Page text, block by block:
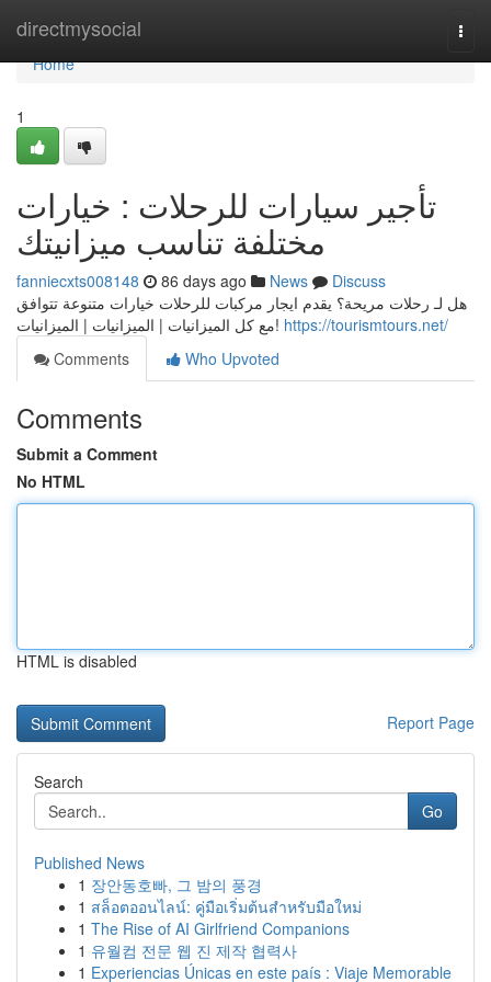
directmysocial
Home
Home
1
تأجير سيارات للرحلات : خيارات
مختلفة تناسب ميزانيتك
fanniecxts008148 86 days ago News
Discuss
هل لـ رحلات مريحة؟ يقدم ايجار مركبات للرحلات خيارات متنوعة تتوافق
مع كل الميزانيات | الميزانيات | الميزانيات! https://tourismtours.net/
Comments
Who Upvoted
Comments
Submit a Comment
No HTML
HTML is disabled
Report Page
Search
Go
Published News
1 장안동호빠, 그 밤의 풍경
1 สล็อตออนไลน์: คู่มือเริ่มต้นสำหรับมือใหม่
1 The Rise of AI Girlfriend Companions
1 유월컴 전문 웹 진 제작 협력사
1 Experiencias Únicas en este país : Viaje Memorable